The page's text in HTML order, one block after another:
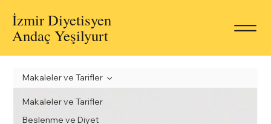
İzmir Diyetisyen
Andaç Yeşilyurt
Makaleler ve Tarifler
Beslenme ve Diyet
Makaleler ve Tarifler